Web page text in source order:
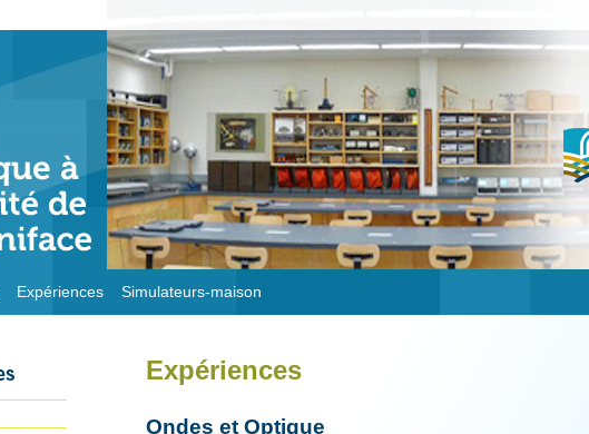
Expériences Simulateurs-maison
Expériences
Ondes et Optique